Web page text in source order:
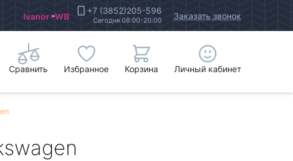
Ivanor WB +7 (3852)205-596
Сегодня 08:00-20:00 Заказать звонок
Сравнить Избранное Корзина Личный кабинет